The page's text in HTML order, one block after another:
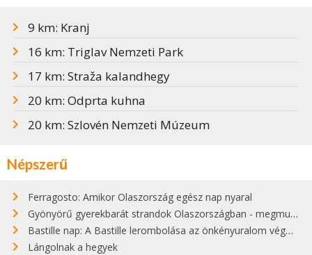
9 km: Kranj
16 km: Triglav Nemzeti Park
17 km: Straža kalandhegy
20 km: Odprta kuhna
20 km: Szlovén Nemzeti Múzeum
Népszerű
Ferragosto: Amikor Olaszország egész nap nyaral
Gyönyörű gyerekbarát strandok Olaszországban - megmutatjuk a 15 legjobbat
Bastille nap: A Bastille lerombolása az önkényuralom végét jelentette
Lángolnak a hegyek